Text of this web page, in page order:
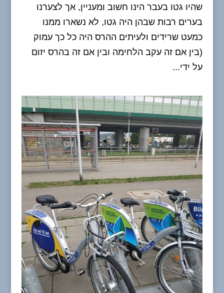
שהיו גטו בעבר הינו חשוב ומעניין, אך לצערנו
בערים רבות שבהן היה גטו, לא נשארו ממנו
כמעט שרידים ולעיתים ההרס היה כל כך עמוק
(בין אם זה עקב הלחימה ובין אם זה בהרס יזום
על ידי...